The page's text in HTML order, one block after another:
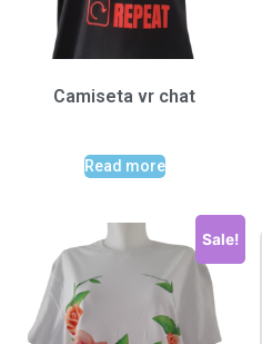
Camiseta vr chat
Read more
Sale!